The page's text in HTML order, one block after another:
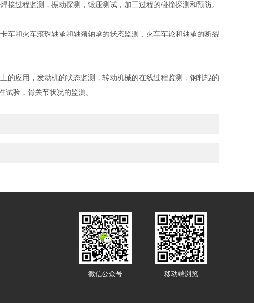
过程监测，振动探测，锻压测试，加工过程的碰撞探测和预防。
车和火车滚珠轴承和轴颈轴承的状态监测，火车车轮和轴承的断裂
的应用，发动机的状态监测，转动机械的在线过程监测，钢轧辊的
验，骨关节状况的监测。
微信公众号 移动端浏览